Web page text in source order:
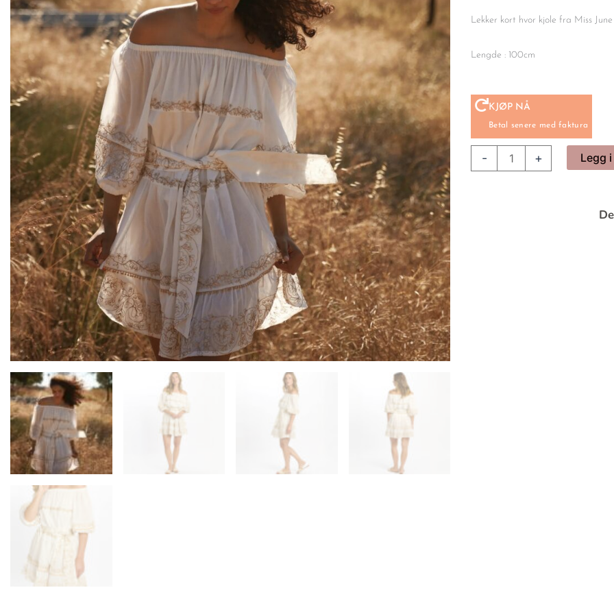
Legg til ønskeliste
Lekker kort hvor kjole fra Miss June
Lengde : 100cm
KJØP NÅ
Betal senere med faktura
-
Kjole
+ Legg